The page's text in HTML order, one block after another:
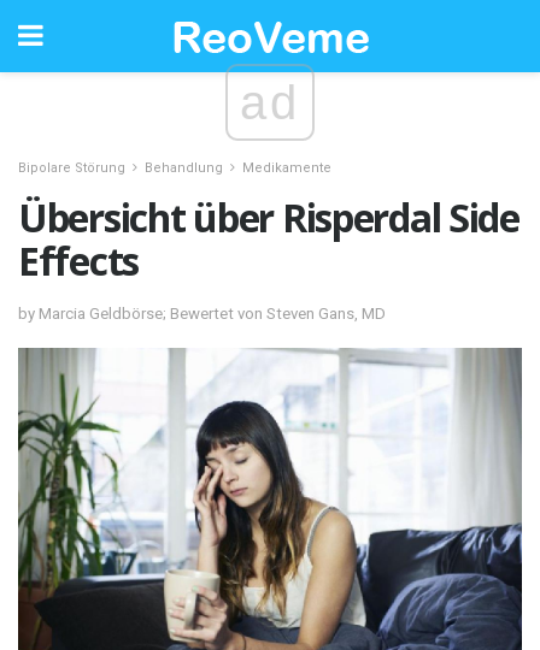
ad
Bipolare Störung Behandlung Medikamente
Übersicht über Risperdal Side
Effects
by Marcia Geldbörse; Bewertet von Steven Gans, MD